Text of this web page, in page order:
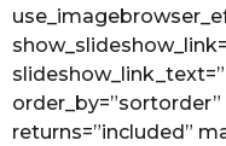
order_by=”sortorder”
returns=”included”